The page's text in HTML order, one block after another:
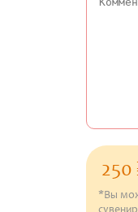
250
*Вы